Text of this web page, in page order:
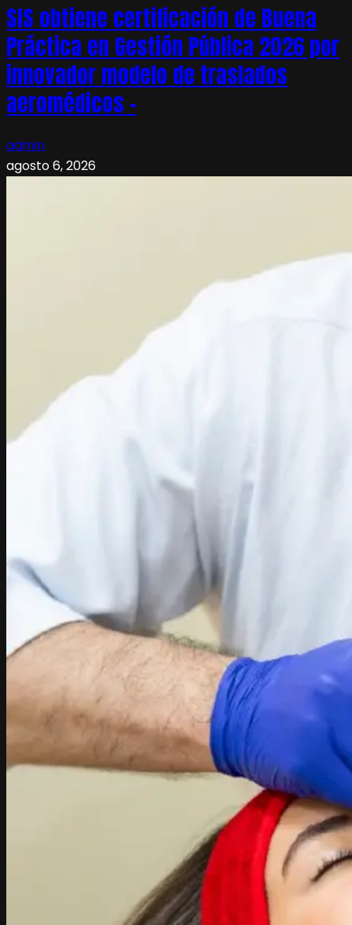
SIS obtiene certificación de Buena
Práctica en Gestión Pública 2026 por
innovador modelo de traslados
aeromédicos –
admin
agosto 6, 2026